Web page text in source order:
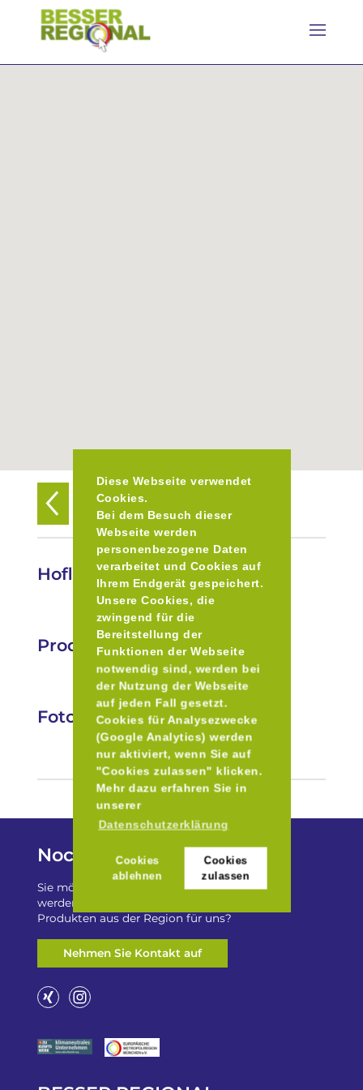
Diese Webseite verwendet
Cookies.
Bei dem Besuch dieser
Webseite werden
personenbezogene Daten
verarbeitet und Cookies auf
Ihrem Endgerät gespeichert.
Unsere Cookies, die
zwingend für die
Bereitstellung der
Funktionen der Webseite
notwendig sind, werden bei
der Nutzung der Webseite
auf jeden Fall gesetzt.
Cookies für Analysezwecke
(Google Analytics) werden
nur aktiviert, wenn Sie auf
"Cookies zulassen" klicken.
Mehr dazu erfahren Sie in
unserer
Datenschutzerklärung
Cookies
ablehnen
Cookies
zulassen
Zurück zur Übersicht
Hofladen Promberger
Produkte
Fotos
Noch Fragen?
Sie möchten auf „Besser Regional“ gelistet
werden? Oder haben Sie einen Freizeittip zu
Produkten aus der Region für uns?
Nehmen Sie Kontakt auf